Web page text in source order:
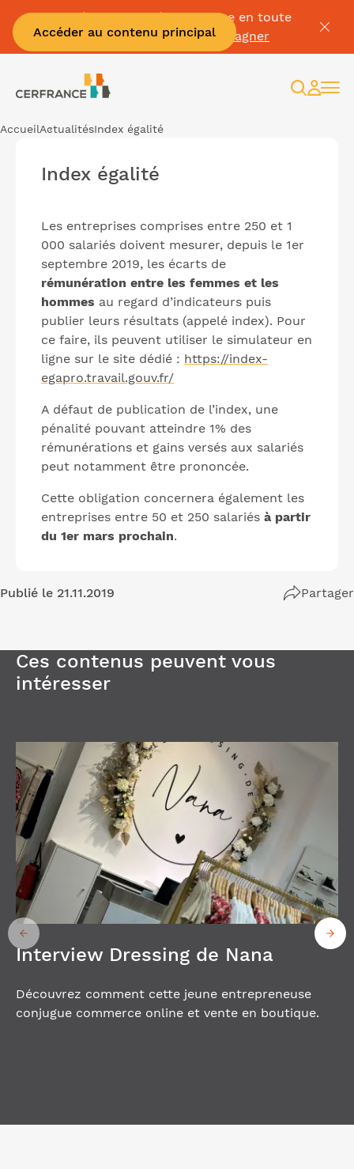
Accéder au contenu principal
Passez à la facture électronique en toute
sérénité :Je me fais accompagner
AccueilActualitésIndex égalité
Index égalité
Les entreprises comprises entre 250 et 1
000 salariés doivent mesurer, depuis le 1er
septembre 2019, les écarts de
rémunération entre les femmes et les
hommes au regard d’indicateurs puis
publier leurs résultats (appelé index). Pour
ce faire, ils peuvent utiliser le simulateur en
ligne sur le site dédié : https://index-
egapro.travail.gouv.fr/
A défaut de publication de l’index, une
pénalité pouvant atteindre 1% des
rémunérations et gains versés aux salariés
peut notamment être prononcée.
Cette obligation concernera également les
entreprises entre 50 et 250 salariés à partir
du 1er mars prochain.
Publié le 21.11.2019 Partager
Ces contenus peuvent vous
intéresser
Interview Dressing de Nana
Découvrez comment cette jeune entrepreneuse
conjugue commerce online et vente en boutique.